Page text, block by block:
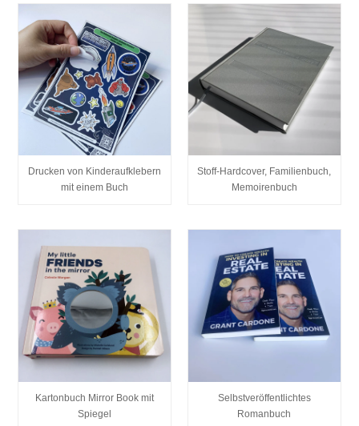
Drucken von Kinderaufklebern
mit einem Buch
Stoff-Hardcover, Familienbuch,
Memoirenbuch
Kartonbuch Mirror Book mit
Spiegel
Selbstveröffentlichtes
Romanbuch